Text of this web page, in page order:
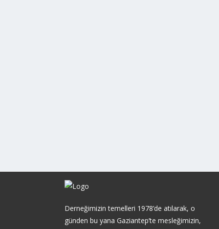
Derneğimizin temelleri 1978’de atılarak, o
günden bu yana Gaziantep’te mesleğimizin,